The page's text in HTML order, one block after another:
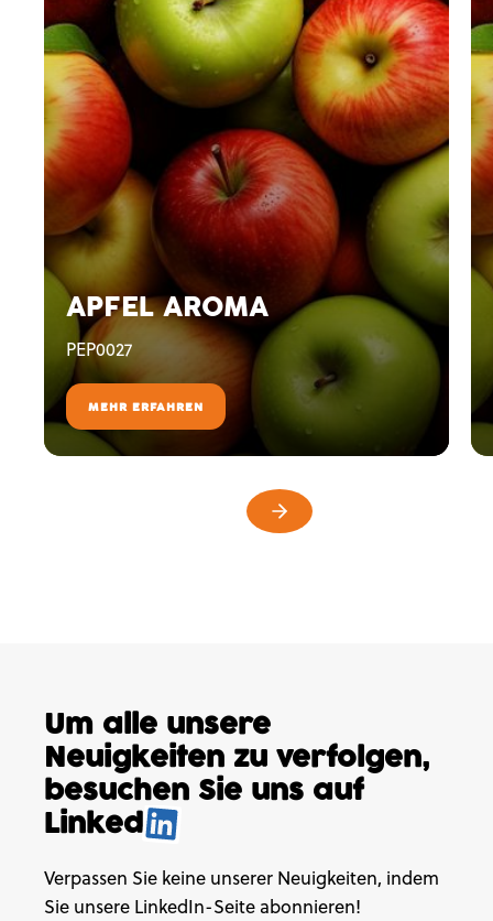
APFEL AROMA
PEP0027
MEHR ERFAHREN
Um alle unsere
Neuigkeiten zu verfolgen,
besuchen Sie uns auf
Linked.
Verpassen Sie keine unserer Neuigkeiten, indem
Sie unsere LinkedIn-Seite abonnieren!